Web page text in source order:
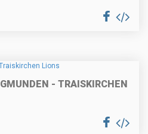
- TRAISKIRCHEN